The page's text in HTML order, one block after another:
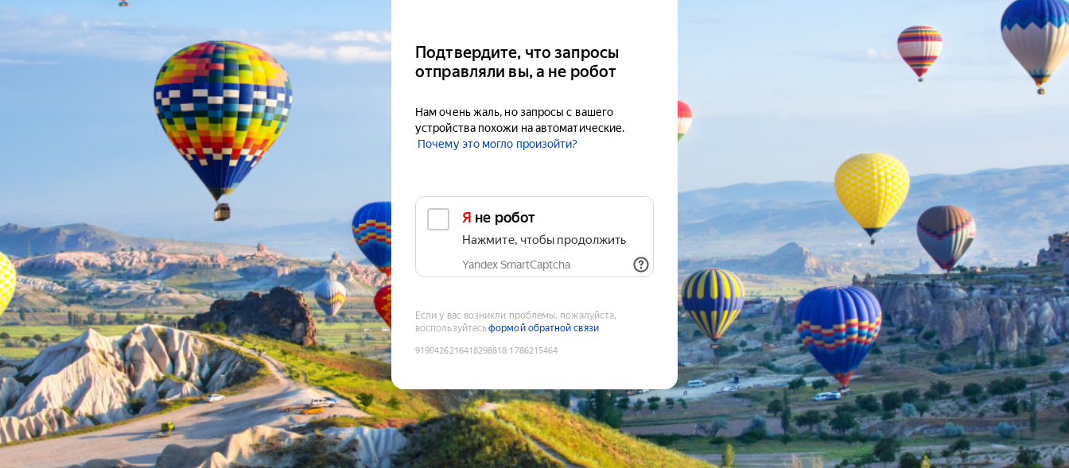
Подтвердите, что запросы
отправляли вы, а не робот
Нам очень жаль, но запросы с вашего
устройства похожи на автоматические.
Почему это могло произойти?
Я не робот
Нажмите, чтобы продолжить
Yandex SmartCaptcha
Если у вас возникли проблемы, пожалуйста,
воспользуйтесьформой обратной связи
9190426216418298818:1786215464